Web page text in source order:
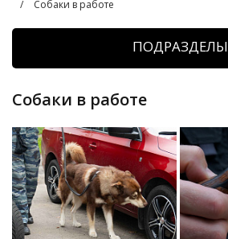
Собаки в работе
ПОДРАЗДЕЛЫ
Собаки в работе